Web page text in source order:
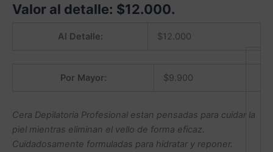
Valor al detalle: $12.000.
Al Detalle: $12.000
Por Mayor: $9.900
Cera Depilatoria Profesional estan pensadas para cuidar la
piel mientras eliminan el vello de forma eficaz.
Cuidadosamente formuladas para hidratar y reponer.